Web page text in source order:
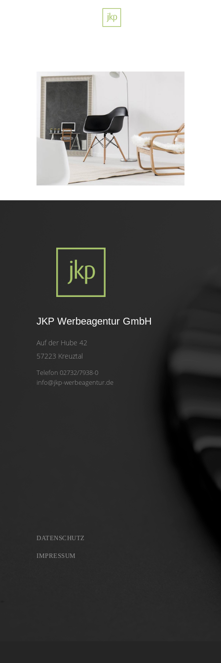
Home Interior
THE COLOR INSIDE
JKP Werbeagentur GmbH
Auf der Hube 42
57223 Kreuztal
Telefon 02732/7938-0
info@jkp-werbeagentur.de
DATENSCHUTZ
IMPRESSUM